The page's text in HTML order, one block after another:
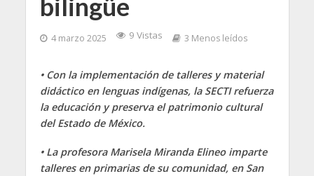
bilingüe
4 marzo 2025 9 Vistas 3 Menos leídos
• Con la implementación de talleres y material
didáctico en lenguas indígenas, la SECTI refuerza
la educación y preserva el patrimonio cultural
del Estado de México.
• La profesora Marisela Miranda Elineo imparte
talleres en primarias de su comunidad, en San